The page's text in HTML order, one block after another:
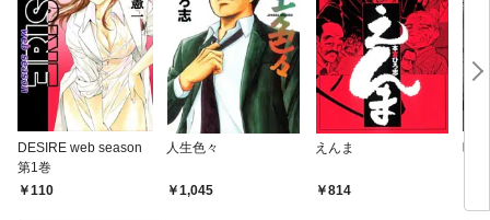
DESIRE web season
第1巻
110
人生色々
1,045
えんま
814
呪